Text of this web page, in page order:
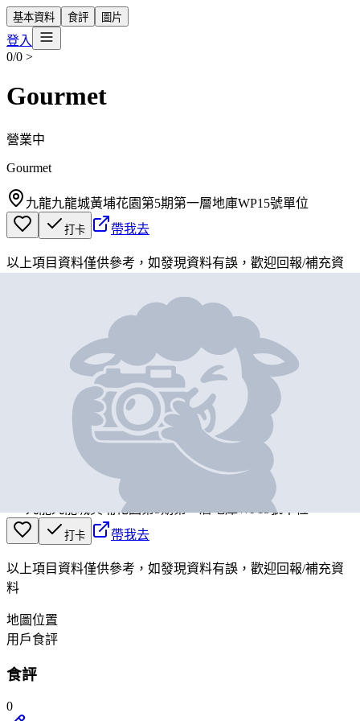
基本資料 食評 圖片
登入
0/0 >
Gourmet
營業中
Gourmet
九龍九龍城黃埔花園第5期第一層地庫WP15號單位
打卡 帶我去
以上項目資料僅供參考，如發現資料有誤，歡迎回報/補充資
Gourmet
九龍九龍城黃埔花園第5期第一層地庫WP15號單位
打卡 帶我去
以上項目資料僅供參考，如發現資料有誤，歡迎回報/補充資
料
地圖位置
用戶食評
食評
0